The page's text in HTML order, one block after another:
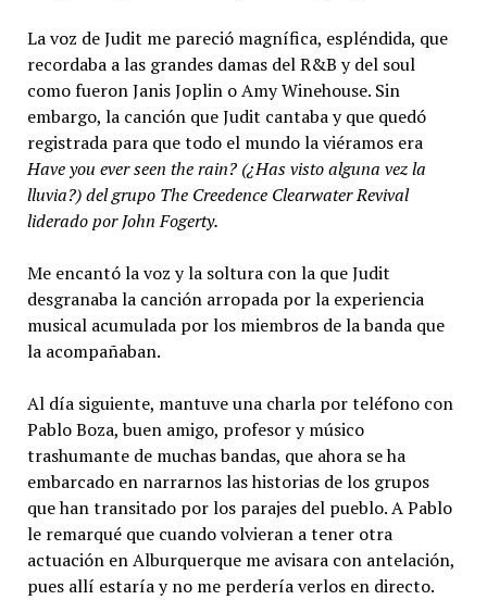
La voz de Judit me pareció magnífica, espléndida, que
recordaba a las grandes damas del R&B y del soul
como fueron Janis Joplin o Amy Winehouse. Sin
embargo, la canción que Judit cantaba y que quedó
registrada para que todo el mundo la viéramos era
Have you ever seen the rain? (¿Has visto alguna vez la
lluvia?)del grupo The Creedence Clearwater Revival
liderado por John Fogerty.
Me encantó la voz y la soltura con la que Judit
desgranaba la canción arropada por la experiencia
musical acumulada por los miembros de la banda que
la acompañaban.
Al día siguiente, mantuve una charla por teléfono con
Pablo Boza, buen amigo, profesor y músico
trashumante de muchas bandas, que ahora se ha
embarcado en narrarnos las historias de los grupos
que han transitado por los parajes del pueblo. A Pablo
le remarqué que cuando volvieran a tener otra
actuación en Alburquerque me avisara con antelación,
pues allí estaría y no me perdería verlos en directo.